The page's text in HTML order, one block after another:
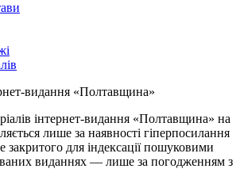
видання «Полтавщина»
інтернет-видання «Полтавщина» на
лише за наявності гіперпосилання
закритого для індексації пошуковими
виданнях — лише за погодженням з